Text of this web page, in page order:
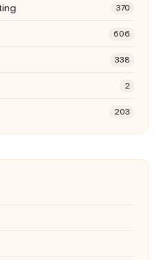
370
606
338
2
203